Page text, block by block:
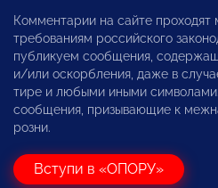
Комментарии на сайте
требованиям российского
публикуем сообщения,
и/или оскорбления, даже в
тире и любыми иными
сообщения, призывающие к
розни.
Вступи в «ОПОРУ»